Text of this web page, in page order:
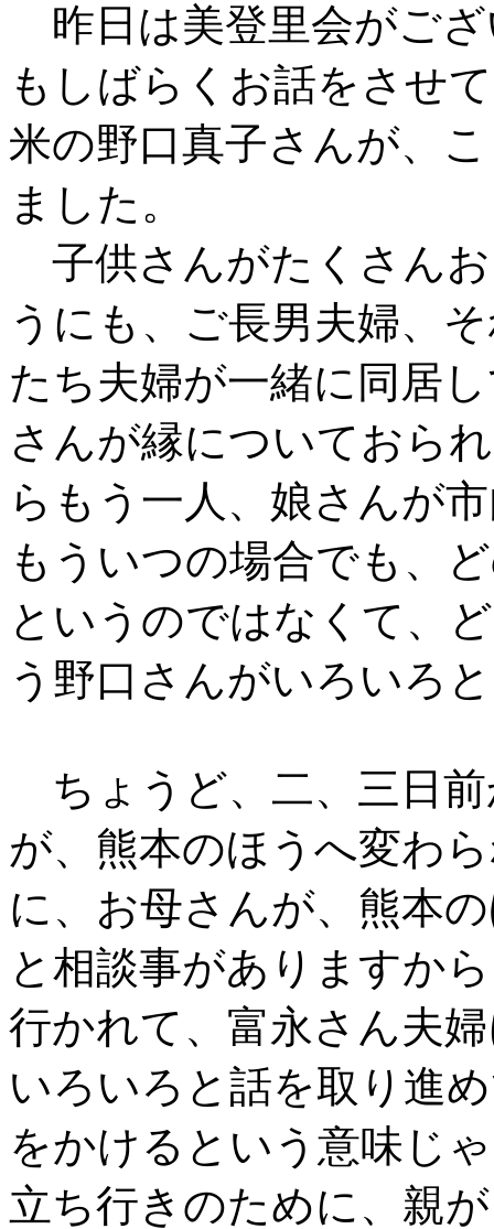
昨日は美登里会がご
もしばらくお話をさせ
米の野口真子さんが、
ました。
子供さんがたくさん
うにも、ご長男夫婦、
たち夫婦が一緒に同居
さんが縁についておら
らもう一人、娘さんが
もういつの場合でも、
というのではなくて、
う野口さんがいろいろ
ちょうど、二、三日
が、熊本のほうへ変わ
に、お母さんが、熊本
と相談事がありますか
行かれて、富永さん夫
いろいろと話を取り進
をかけるという意味じ
立ち行きのために、親